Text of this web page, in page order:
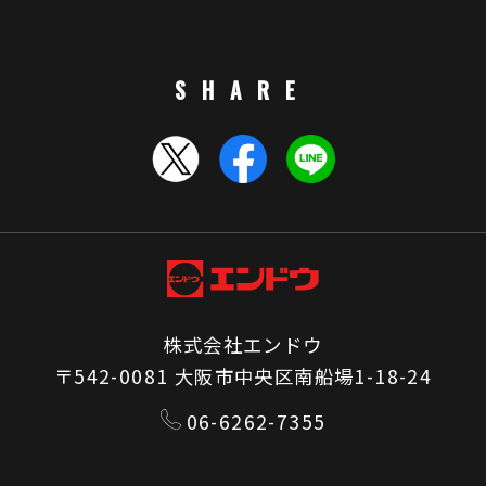
SHARE
株式会社エンドウ
〒542-0081 大阪市中央区南船場1-18-24
06-6262-7355